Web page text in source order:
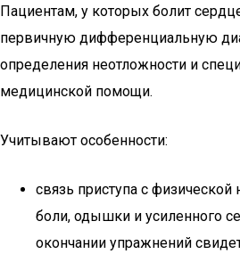
Пациентам, у которых болит
первичную дифференциальную
определения неотложности и
медицинской помощи.
Учитывают особенности:
связь приступа с физической
боли, одышки и усиленного
окончании упражнений